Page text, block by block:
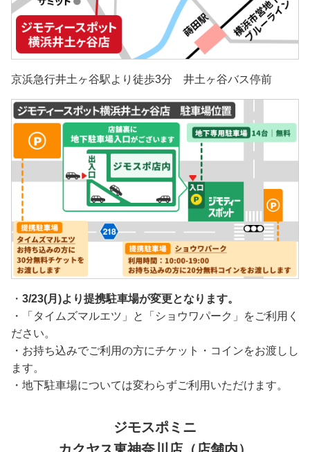
京浜急行井土ヶ谷駅より徒歩3分 井土ヶ谷バス停前
・ 3/23(月)より提携駐車場が変更となります。
・「タイムズマルエツ」と「ショウワパーク」をご利用く
ださい。
・お持ち込みでご利用の方にチケット・コインをお渡しし
ます。
・地下駐車場については変わらずご利用いただけます。
ジモスポミニ